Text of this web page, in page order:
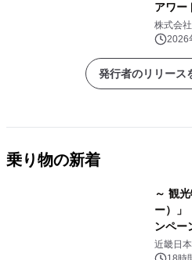
アワー
部門）
株式会
2026
発行者のリリース
乗り物の新着
～ 観
ー）」
ンペー
近畿日